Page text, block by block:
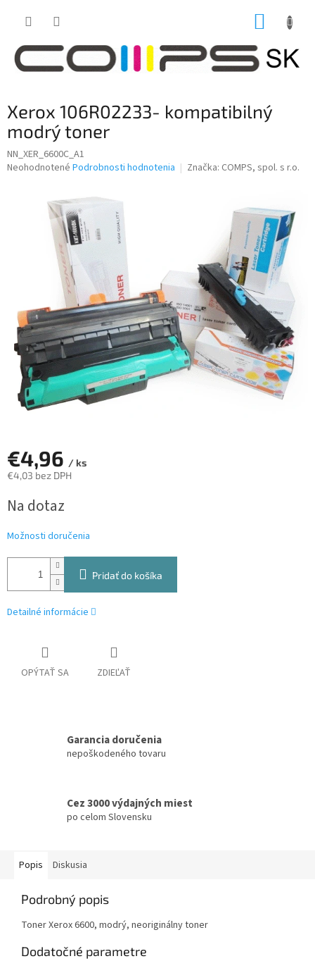
Xerox 106R02233- kompatibilný
modrý toner
NN_XER_6600C_A1
Priemerné
Neohodnotené Podrobnosti hodnotenia Značka: COMPS, spol. s r.o.
€4,96 / ks
€4,03 bez DPH
cena:
Na dotaz
Možnosti doručenia
Pridať do košíka
Detailné informácie
OPÝTAŤ SA ZDIEĽAŤ
Garancia doručenia
nepoškodeného tovaru
Cez 3000 výdajných miest
po celom Slovensku
Popis Diskusia
Podrobný popis
Toner Xerox 6600, modrý, neoriginálny toner
Dodatočné parametre